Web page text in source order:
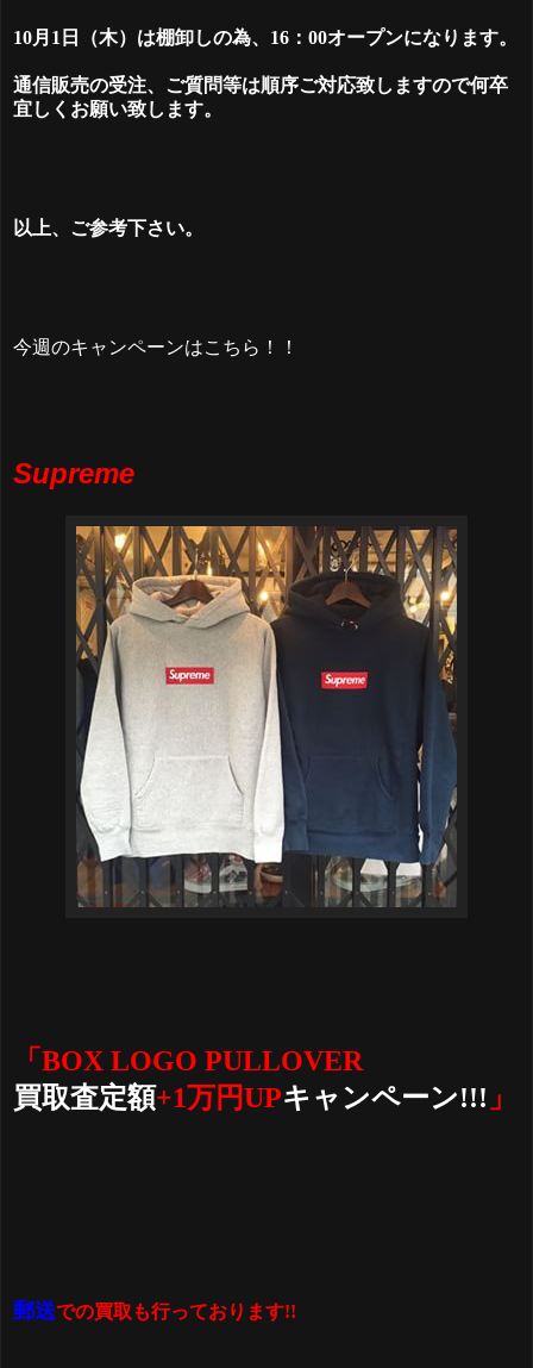
10月1日（木）は棚卸しの為、16：00オープンになります。
通信販売の受注、ご質問等は順序ご対応致しますので何卒
宜しくお願い致します。
以上、ご参考下さい。
今週のキャンペーンはこちら！！
Supreme
「BOX LOGO PULLOVER
買取査定額+1万円UPキャンペーン!!! 」
郵送での買取も行っております!!